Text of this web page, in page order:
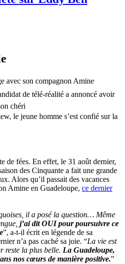
avec son compagnon Amine
de télé-réalité a annoncé avoir
chéri
le jeune homme s’est confié sur la
de fées. En effet, le 31 août dernier,
des Cinquante a fait une grande
Alors qu’il passait des vacances
Amine en Guadeloupe, ce dernier
il a posé la question… Même
j’ai dit OUI pour poursuivre ce
”, a-t-il écrit en légende de sa
n’a pas caché sa joie. “La vie est
reste la plus belle. La Guadeloupe,
nos cœurs de manière positive.”